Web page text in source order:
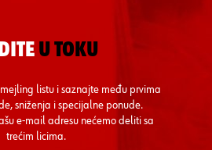
U TOKU
listu i saznajte među prvima
sniženja i specijalne ponude.
e-mail adresu nećemo deliti sa
trećim licima.